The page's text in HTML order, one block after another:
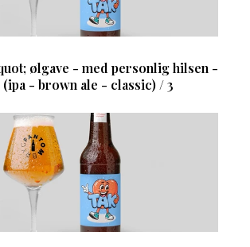
ølgave - med personlig hilsen -
(ipa - brown ale - classic) / 3